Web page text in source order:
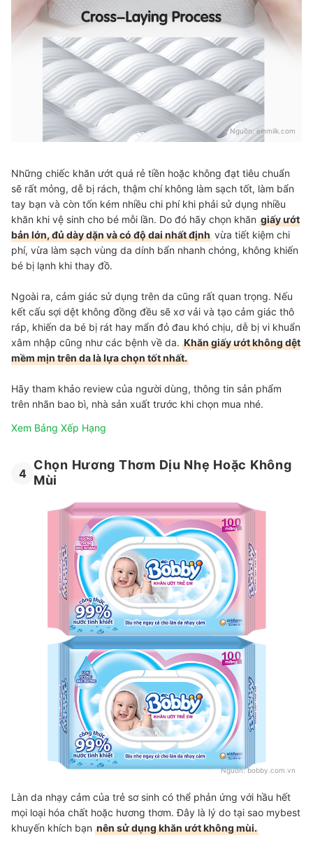
Nguồn: einmilk.com
Những chiếc khăn ướt quá rẻ tiền hoặc không đạt tiêu chuẩn
sẽ rất mỏng, dễ bị rách, thậm chí không làm sạch tốt, làm bẩn
tay bạn và còn tốn kém nhiều chi phí khi phải sử dụng nhiều
khăn khi vệ sinh cho bé mỗi lần. Do đó hãy chọn khăn giấy ướt
bản lớn, đủ dày dặn và có độ dai nhất định vừa tiết kiệm chi
phí, vừa làm sạch vùng da dính bẩn nhanh chóng, không khiến
bé bị lạnh khi thay đồ.
Ngoài ra, cảm giác sử dụng trên da cũng rất quan trọng. Nếu
kết cấu sợi dệt không đồng đều sẽ xơ vải và tạo cảm giác thô
ráp, khiến da bé bị rát hay mẩn đỏ đau khó chịu, dễ bị vi khuẩn
xâm nhập cũng như các bệnh về da. Khăn giấy ướt không dệt
mềm mịn trên da là lựa chọn tốt nhất.
Hãy tham khảo review của người dùng, thông tin sản phẩm
trên nhãn bao bì, nhà sản xuất trước khi chọn mua nhé.
Xem Bảng Xếp Hạng
4
Chọn Hương Thơm Dịu Nhẹ Hoặc Không
Mùi
Nguồn:bobby.com.vn
Làn da nhạy cảm của trẻ sơ sinh có thể phản ứng với hầu hết
mọi loại hóa chất hoặc hương thơm. Đây là lý do tại sao mybest
khuyến khích bạn nên sử dụng khăn ướt không mùi.